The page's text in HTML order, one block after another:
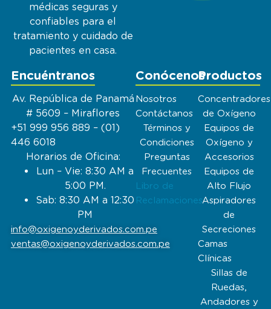
médicas seguras y
confiables para el
tratamiento y cuidado de
pacientes en casa.
Encuéntranos
Av. República de Panamá
# 5609 – Miraflores
+51 999 956 889 – (01)
446 6018
Horarios de Oficina:
Lun – Vie: 8:30 AM a
5:00 PM.
Sab: 8:30 AM a 12:30
PM
info@oxigenoyderivados.com.pe
ventas@oxigenoyderivados.com.pe
Conócenos
Nosotros
Contáctanos
Términos y
Condiciones
Preguntas
Frecuentes
Libro de
Reclamaciones
Productos
Concentradores
de Oxígeno
Equipos de
Oxígeno y
Accesorios
Equipos de
Alto Flujo
Aspiradores
de
Secreciones
Camas
Clínicas
Sillas de
Ruedas,
Andadores y